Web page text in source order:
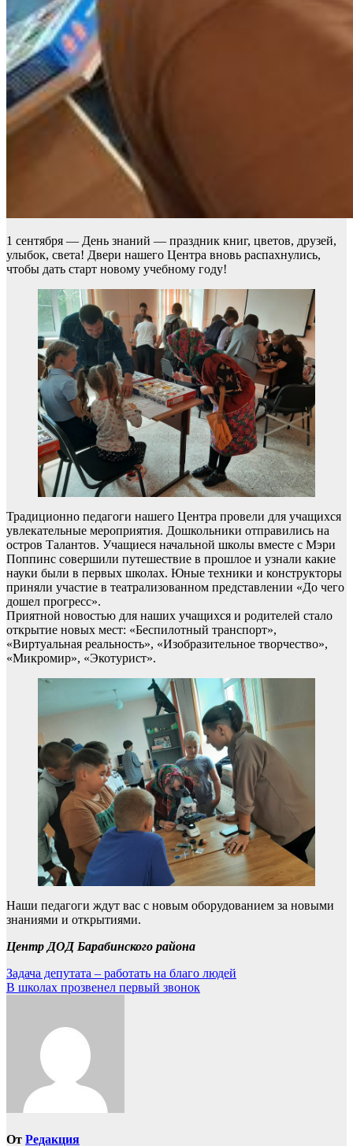
1 сентября — День знаний — праздник книг, цветов, друзей,
улыбок, света! Двери нашего Центра вновь распахнулись,
чтобы дать старт новому учебному году!
Традиционно педагоги нашего Центра провели для учащихся
увлекательные мероприятия. Дошкольники отправились на
остров Талантов. Учащиеся начальной школы вместе с Мэри
Поппинс совершили путешествие в прошлое и узнали какие
науки были в первых школах. Юные техники и конструкторы
приняли участие в театрализованном представлении «До чего
дошел прогресс».
Приятной новостью для наших учащихся и родителей стало
открытие новых мест: «Беспилотный транспорт»,
«Виртуальная реальность», «Изобразительное творчество»,
«Микромир», «Экотурист».
Наши педагоги ждут вас с новым оборудованием за новыми
знаниями и открытиями.
Центр ДОД Барабинского района
Навигация
по
Задача депутата – работать на благо людей
В школах прозвенел первый звонок
От Редакция